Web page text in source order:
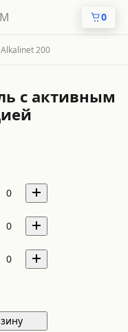
0
Alkalinet 200
с активным
0
0
0